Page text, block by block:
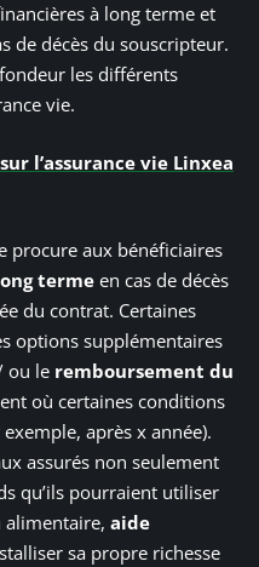
à long terme et
de décès du souscripteur.
les différents
vie.
l’assurance vie Linxea
procure aux bénéficiaires
terme en cas de décès
du contrat. Certaines
options supplémentaires
ou le remboursement du
où certaines conditions
après x année).
assurés non seulement
qu’ils pourraient utiliser
alimentaire, aide
sa propre richesse